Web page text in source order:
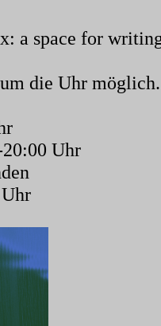
a space for
die Uhr möglich.
Uhr